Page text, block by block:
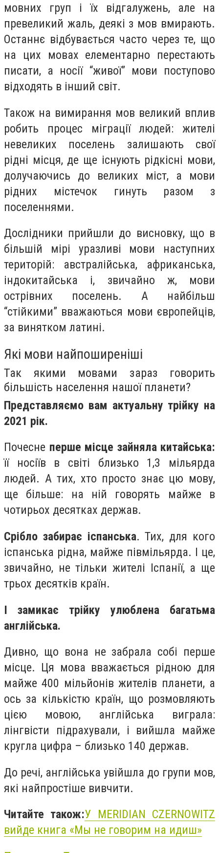
мовних груп і їх відгалужень, але на
превеликий жаль, деякі з мов вмирають.
Останнє відбувається часто через те, що
на цих мовах елементарно перестають
писати, а носії “живої” мови поступово
відходять в інший світ.
Також на вимирання мов великий вплив
робить процес міграції людей: жителі
невеликих поселень залишають свої
рідні місця, де ще існують рідкісні мови,
долучаючись до великих міст, а мови
рідних містечок гинуть разом з
поселеннями.
Дослідники прийшли до висновку, що в
більшій мірі уразливі мови наступних
територій: австралійська, африканська,
індокитайська і, звичайно ж, мови
острівних поселень. А найбільш
“стійкими” вважаються мови європейців,
за винятком латині.
Які мови найпоширеніші
Так якими мовами зараз говорить
більшість населення нашої планети?
Представляємо вам актуальну трійку на
2021 рік.
Почесне перше місце зайняла китайська:
її носіїв в світі близько 1,3 мільярда
людей. А тих, хто просто знає цю мову,
ще більше: на ній говорять майже в
чотирьох десятках держав.
Срібло забирає іспанська. Тих, для кого
іспанська рідна, майже півмільярда. І це,
звичайно, не тільки жителі Іспанії, а ще
трьох десятків країн.
І замикає трійку улюблена багатьма
англійська.
Дивно, що вона не забрала собі перше
місце. Ця мова вважається рідною для
майже 400 мільйонів жителів планети, а
ось за кількістю країн, що розмовляють
цією мовою, англійська виграла:
лінгвісти підрахували, і вийшла майже
кругла цифра – близько 140 держав.
До речі, англійська увійшла до групи мов,
які найпростіше вивчити.
Читайте також:У MERIDIAN CZERNOWITZ
вийде книга «Мы не говорим на идиш»